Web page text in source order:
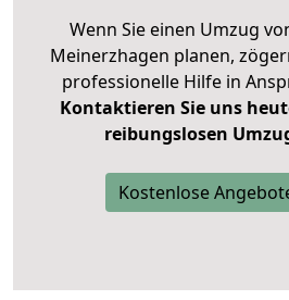
Wenn Sie einen Umzug
Meinerzhagen planen,
professionelle Hilfe in
Kontaktieren Sie uns
reibungslosen
Kostenlose